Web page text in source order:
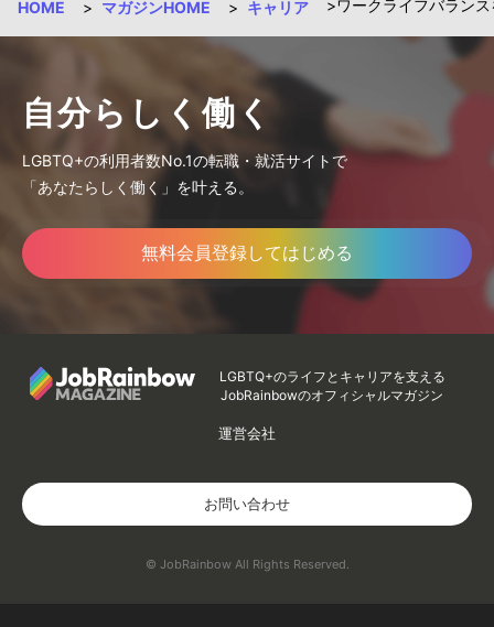
HOME マガジンHOME キャリア ワークライフバラン
自分らしく働く
LGBTQ+の利用者数No.1の転職・就活サイトで
「あなたらしく働く」を叶える。
無料会員登録してはじめる
LGBTQ+のライフとキャリアを支える
JobRainbowのオフィシャルマガジン
運営会社
お問い合わせ
© JobRainbow All Rights Reserved.